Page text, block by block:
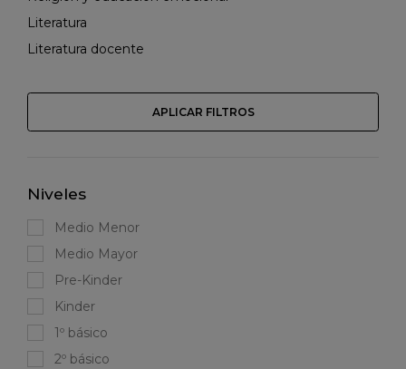
Literatura
Literatura docente
APLICAR FILTROS
Niveles
Medio Menor
Medio Mayor
Pre-Kinder
Kinder
1º básico
2º básico